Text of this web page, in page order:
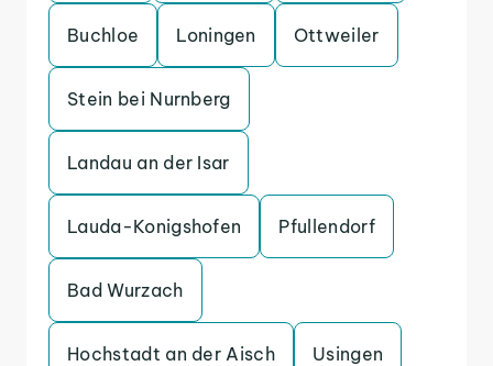
Buchloe Loningen Ottweiler
Stein bei Nurnberg
Landau an der Isar
Lauda-Konigshofen Pfullendorf
Bad Wurzach
Hochstadt an der Aisch Usingen